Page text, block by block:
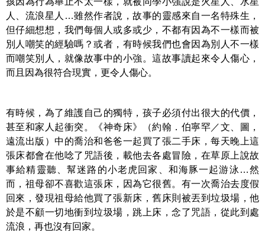
人、流浪星人…雖然作者說，故事的靈感來自一名特殊生，
但仔細想想，我們每個人或多或少，不都有因為不一樣而被
別人嘲笑的經驗嗎？或者，有時候我們也會因為別人不一樣
而嘲笑別人，就像故事中的小強。這故事讀起來令人傷心，
而且因為很符合現實，更令人傷心。
有時候，為了維護自己的獨特，孩子必須付出很大的代價，
甚至和家人起衝突。《神奇床》（約翰．伯寧罕／文、圖，
遠流出版）中的喬治和爸爸一起買了張二手床，每天晚上這
張床都會在他唸了咒語後，載他去各處冒險，在草原上說故
事給精靈聽、幫迷路的小老虎回家、和海豚一起游泳…然
而，祖母卻不喜歡這張床，因為它很舊。有一次喬治去度假
回來，發現祖母給他買了張新床，舊床則被丟到垃圾場，他
於是不顧一切地衝到垃圾場，跳上床，念了咒語，從此到處
流浪，再也沒有回家。